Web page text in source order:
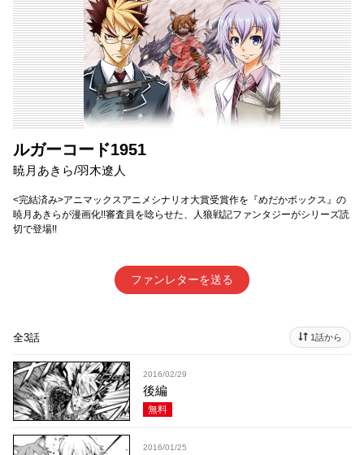
ルガーコード1951
暁月あきら/羽木遼人
<完結済み>アニマックスアニメシナリオ大賞受賞作を『めだかボックス』の
暁月あきらが漫画化!!審査員を唸らせた、人狼戦記ファンタジーがシリーズ読
切で登場!!
ファンレターを送る
全3話 1話から
2016/02/29
後編
無料
2016/01/25